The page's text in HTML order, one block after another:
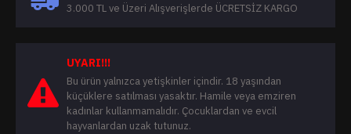
UYARI!!!
Bu ürün yalnızca yetişkinler içindir. 18 yaşından
küçüklere satılması yasaktır. Hamile veya emziren
kadınlar kullanmamalıdır. Çocuklardan ve evcil
hayvanlardan uzak tutunuz.
3.000 TL ve Üzeri Alışverişlerde ÜCRETSİZ KARGO